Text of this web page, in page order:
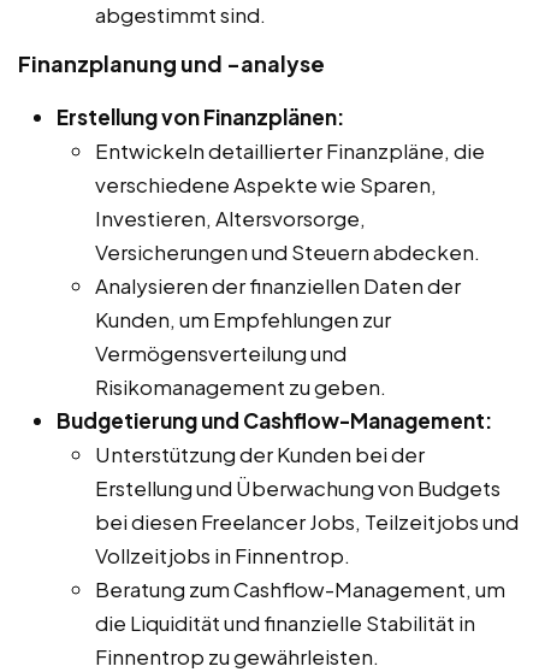
abgestimmt sind.
Finanzplanung und -analyse
Erstellung von Finanzplänen:
Entwickeln detaillierter Finanzpläne, die
verschiedene Aspekte wie Sparen,
Investieren, Altersvorsorge,
Versicherungen und Steuern abdecken.
Analysieren der finanziellen Daten der
Kunden, um Empfehlungen zur
Vermögensverteilung und
Risikomanagement zu geben.
Budgetierung und Cashflow-Management:
Unterstützung der Kunden bei der
Erstellung und Überwachung von Budgets
bei diesen Freelancer Jobs, Teilzeitjobs und
Vollzeitjobs in Finnentrop.
Beratung zum Cashflow-Management, um
die Liquidität und finanzielle Stabilität in
Finnentrop zu gewährleisten.